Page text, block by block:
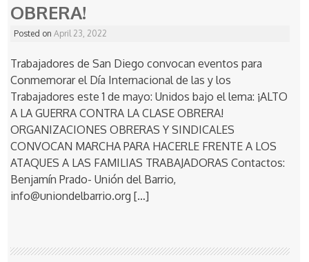
OBRERA!
Posted onApril 23, 2022
Trabajadores de San Diego convocan eventos para
Conmemorar el Día Internacional de las y los
Trabajadores este 1 de mayo: Unidos bajo el lema: ¡ALTO
A LA GUERRA CONTRA LA CLASE OBRERA!
ORGANIZACIONES OBRERAS Y SINDICALES
CONVOCAN MARCHA PARA HACERLE FRENTE A LOS
ATAQUES A LAS FAMILIAS TRABAJADORAS Contactos:
Benjamín Prado- Unión del Barrio,
info@uniondelbarrio.org […]